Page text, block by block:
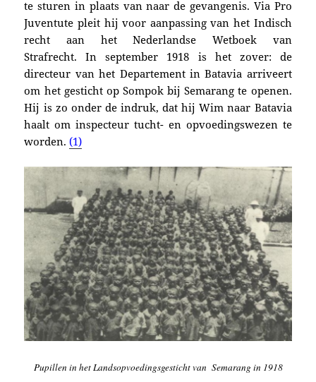
te sturen in plaats van naar de gevangenis. Via Pro
Juventute pleit hij voor aanpassing van het Indisch
recht aan het Nederlandse Wetboek van
Strafrecht.In september 1918 is het zover: de
directeur van het Departement in Batavia arriveert
om het gesticht op Sompok bij Semarang te openen.
Hij is zo onder de indruk, dat hij Wim naar Batavia
haalt om inspecteur tucht- en opvoedingswezen te
worden.(1)
Pupillen in het Landsopvoedingsgesticht van Semarang in 1918